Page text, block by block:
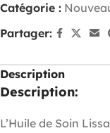
Catégorie :
Partager:
Description
Description:
L’Huile de Soin